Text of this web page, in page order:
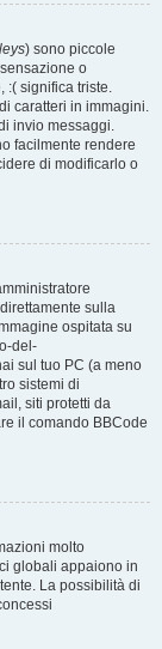
) sono piccole
o
:( significa triste.
caratteri in immagini.
invio messaggi.
facilmente rendere
di modificarlo o
sulla
ospitata su
del-
sul tuo PC (a meno
sistemi di
siti protetti da
il comando BBCode
molto
globali appaiono in
La possibilità di